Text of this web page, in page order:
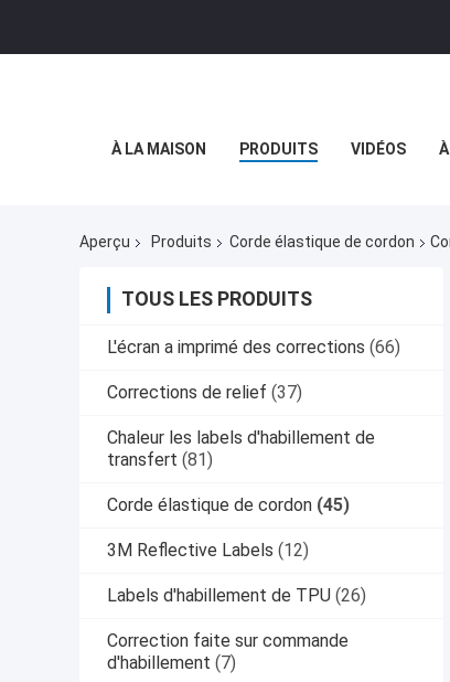
À LA MAISON PRODUITS VIDÉOS
Aperçu Produits Corde élastique de cordon
TOUS LES PRODUITS
L'écran a imprimé des corrections (66)
Corrections de relief (37)
Chaleur les labels d'habillement de
transfert (81)
Corde élastique de cordon (45)
3M Reflective Labels (12)
Labels d'habillement de TPU (26)
Correction faite sur commande
d'habillement (7)